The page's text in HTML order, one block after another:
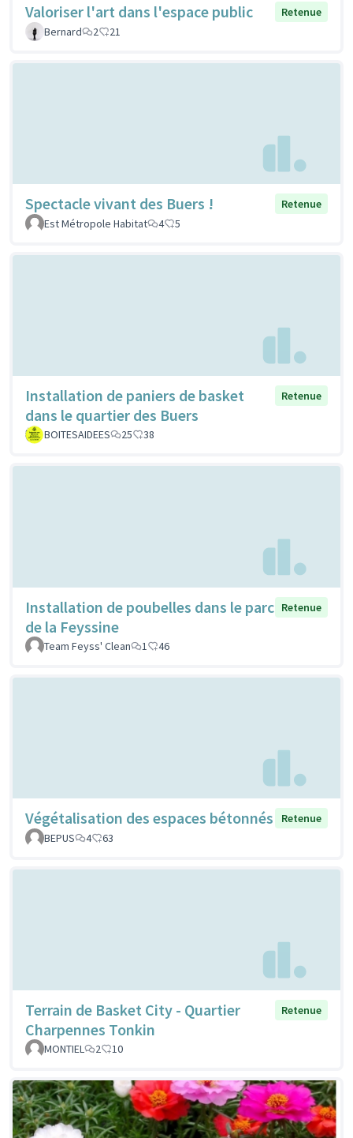
Valoriser l'art dans l'espace public
Retenue
Bernard
2 21
Spectacle vivant des Buers !
Retenue
Est Métropole Habitat
4 5
Installation de paniers de basket
dans le quartier des Buers
Retenue
BOITESAIDEES 25 38
Installation de poubelles dans le parc
de la Feyssine
Retenue
Team Feyss' Clean 1 46
Végétalisation des espaces bétonnés
Retenue
BEPUS
4 63
Terrain de Basket City - Quartier
Charpennes Tonkin
Retenue
MONTIEL 2 10